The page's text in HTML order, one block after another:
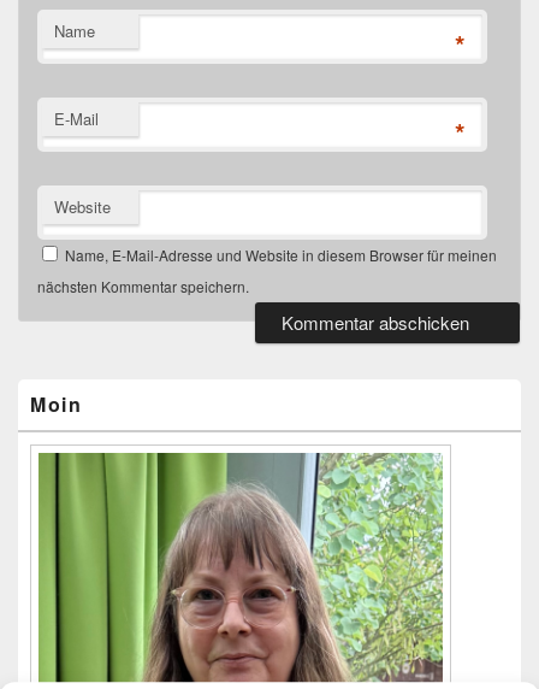
Name *
E-Mail *
Website
Name, E-Mail-Adresse und Website in diesem Browser für meinen
nächsten Kommentar speichern.
Widgetbereich
Moin